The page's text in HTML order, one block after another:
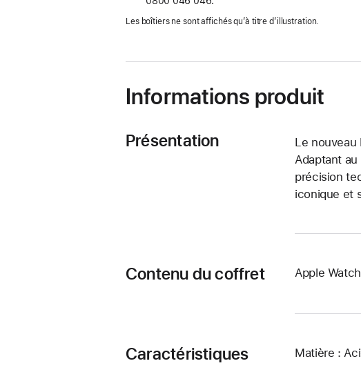
nouvelle
Les boîtiers ne sont affichés qu’à titre d’illustration.
Informations produit
Présentation
Le nouveau
Adaptant
précision
iconique et
Contenu du coffret Apple
Caractéristiques Matière :